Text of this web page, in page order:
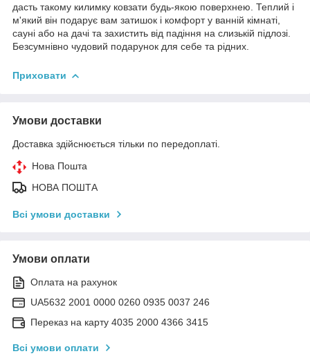
дасть такому килимку ковзати будь-якою поверхнею. Теплий і
м'який він подарує вам затишок і комфорт у ванній кімнаті,
сауні або на дачі та захистить від падіння на слизькій підлозі.
Безсумнівно чудовий подарунок для себе та рідних.
Приховати
Умови доставки
Доставка здійснюється тільки по передоплаті.
Нова Пошта
НОВА ПОШТА
Всі умови доставки
Умови оплати
Оплата на рахунок
UA5632 2001 0000 0260 0935 0037 246
Переказ на карту 4035 2000 4366 3415
Всі умови оплати